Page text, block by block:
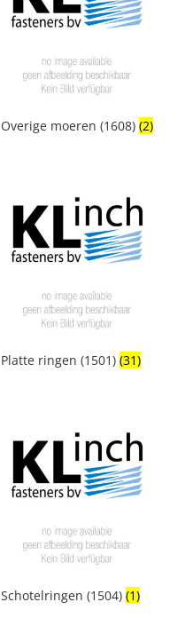
Overige moeren (1608)(2)
Platte ringen (1501)(31)
Schotelringen (1504)(1)